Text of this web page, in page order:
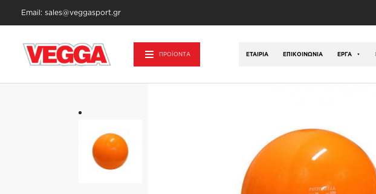
Email: sales@veggasport.gr
ΠΡΟΪΟΝΤΑ ΕΤΑΙΡΊΑ ΕΠΙΚΟΙΝΩΝΊΑ ΕΡΓΑ